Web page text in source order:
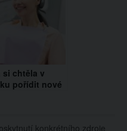
si chtěla v
pořídit nové
konkrétního zdroje